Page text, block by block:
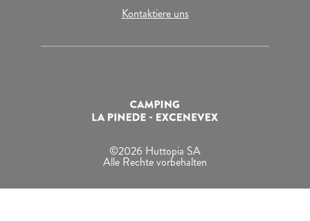
Kontaktiere uns
©2026 Huttopia SA
Alle Rechte vorbehalten